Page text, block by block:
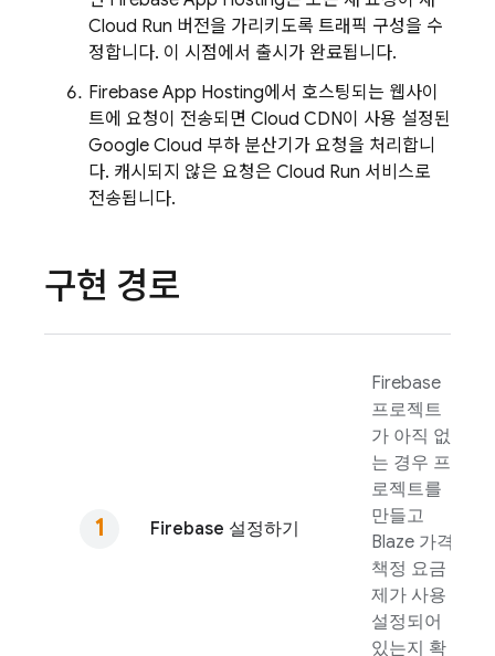
Cloud Run 버전을 가리키도록 트래픽 구성을 수
정합니다. 이 시점에서 출시가 완료됩니다.
Firebase App Hosting에서 호스팅되는 웹사이
트에 요청이 전송되면 Cloud CDN이 사용 설정된
Google Cloud 부하 분산기가 요청을 처리합니
다. 캐시되지 않은 요청은 Cloud Run 서비스로
전송됩니다.
구현 경로
Firebase 설정하기
Firebase
프로젝트
가 아직 없
는 경우 프
로젝트를
만들고
Blaze 가격
책정 요금
제가 사용
설정되어
있는지 확